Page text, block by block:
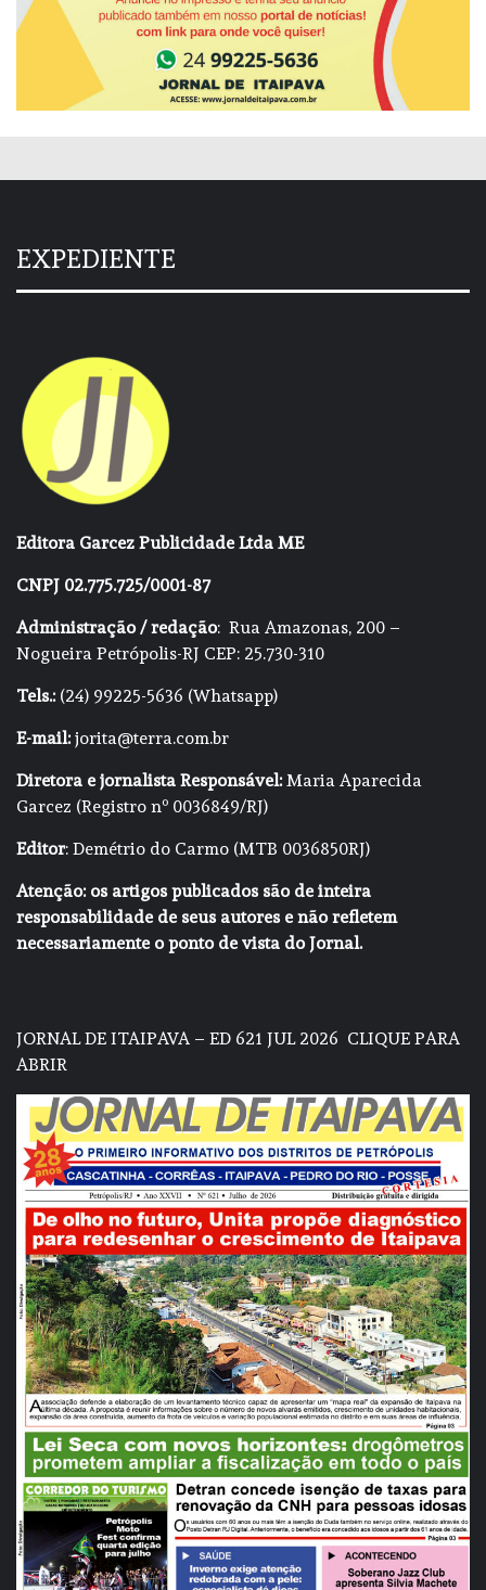
EXPEDIENTE
Editora Garcez Publicidade Ltda ME
CNPJ 02.775.725/0001-87
Administração / redação: Rua Amazonas, 200 –
Nogueira Petrópolis-RJ CEP: 25.730-310
Tels.:(24) 99225-5636 (Whatsapp)
E-mail:jorita@terra.com.br
Diretora e jornalista Responsável:Maria Aparecida
Garcez (Registro nº 0036849/RJ)
Editor: Demétrio do Carmo (MTB 0036850RJ)
Atenção: os artigos publicados são de inteira
responsabilidade de seus autores e não refletem
necessariamente o ponto de vista do Jornal.
JORNAL DE ITAIPAVA – ED 621 JUL 2026 CLIQUE PARA
ABRIR